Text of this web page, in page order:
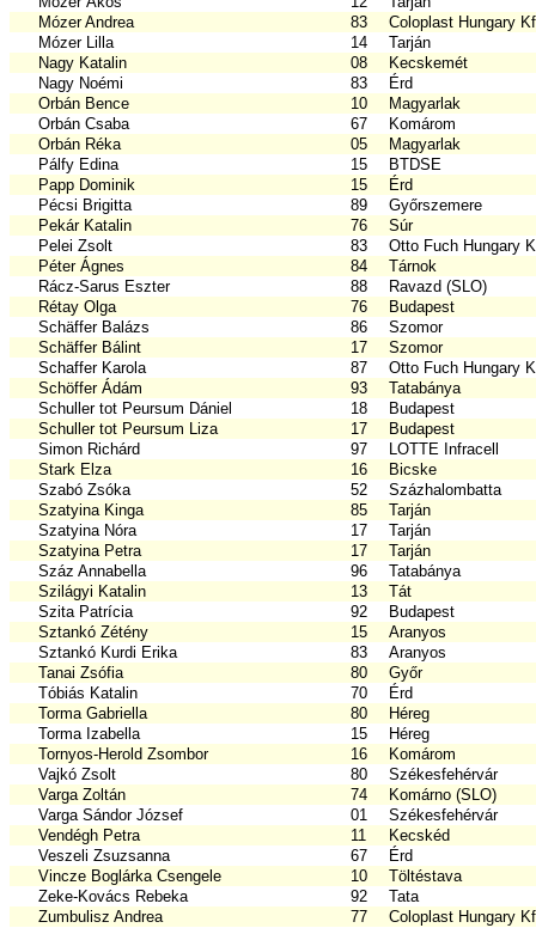
Mózer Andrea
83
Coloplast Hungary
Mózer Lilla
14
Tarján
Nagy Katalin
08
Kecskemét
Nagy Noémi
83
Érd
Orbán Bence
10
Magyarlak
Orbán Csaba
67
Komárom
Orbán Réka
05
Magyarlak
Pálfy Edina
15
BTDSE
Papp Dominik
15
Érd
Pécsi Brigitta
89
Győrszemere
Pekár Katalin
76
Súr
Pelei Zsolt
83
Otto Fuch Hungary
Péter Ágnes
84
Tárnok
Rácz-Sarus Eszter
88
Ravazd (SLO)
Rétay Olga
76
Budapest
Schäffer Balázs
86
Szomor
Schäffer Bálint
17
Szomor
Schaffer Karola
87
Otto Fuch Hungary
Schöffer Ádám
93
Tatabánya
Schuller tot Peursum Dániel
18
Budapest
Schuller tot Peursum Liza
17
Budapest
Simon Richárd
97
LOTTE Infracell
Stark Elza
16
Bicske
Szabó Zsóka
52
Százhalombatta
Szatyina Kinga
85
Tarján
Szatyina Nóra
17
Tarján
Szatyina Petra
17
Tarján
Száz Annabella
96
Tatabánya
Szilágyi Katalin
13
Tát
Szita Patrícia
92
Budapest
Sztankó Zétény
15
Aranyos
Sztankó Kurdi Erika
83
Aranyos
Tanai Zsófia
80
Győr
Tóbiás Katalin
70
Érd
Torma Gabriella
80
Héreg
Torma Izabella
15
Héreg
Tornyos-Herold Zsombor
16
Komárom
Vajkó Zsolt
80
Székesfehérvár
Varga Zoltán
74
Komárno (SLO)
Varga Sándor József
01
Székesfehérvár
Vendégh Petra
11
Kecskéd
Veszeli Zsuzsanna
67
Érd
Vincze Boglárka Csengele
10
Töltéstava
Zeke-Kovács Rebeka
92
Tata
Zumbulisz Andrea
77 Coloplast Hungary